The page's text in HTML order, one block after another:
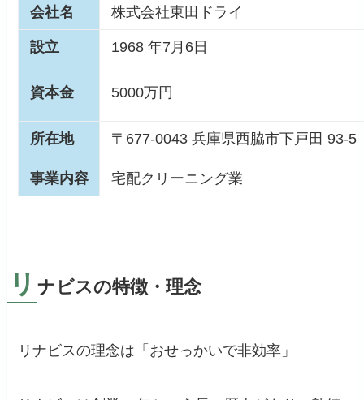
会社名 株式会社東田ドライ
設立 1968 年7月6日
資本金 5000万円
所在地 〒677-0043 兵庫県西脇市下戸田 93-5
事業内容 宅配クリーニング業
リ ナビスの特徴・理念
リナビスの理念は「おせっかいで非効率」